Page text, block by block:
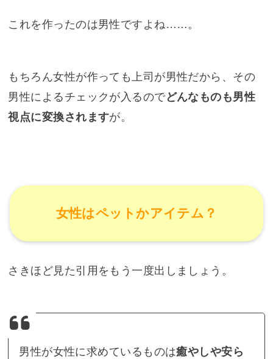
これを作ったのは男性ですよね……。
もちろん女性が作っても上司が男性だから、その
男性によるチェックが入るのでどんなものも男性
視点に変換されますが。
女性はペットかアイテム？
さきほど見た引用をもう一度出しましょう。
男性が女性に求めているものは癒やしや安ら